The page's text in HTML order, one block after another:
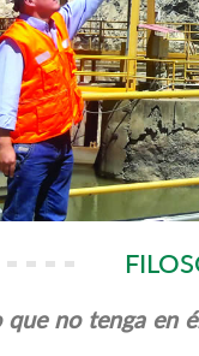
que no tenga en